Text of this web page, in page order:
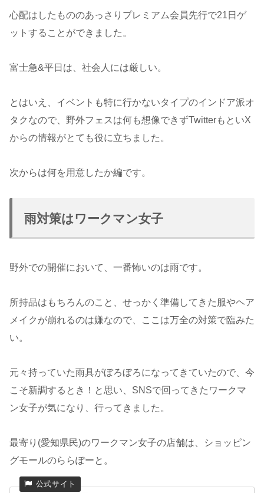
心配はしたもののあっさりプレミアム会員先行で21日ゲ
ットすることができました。
富士急&平日は、社会人には厳しい。
とはいえ、イベントも特に行かないタイプのインドア派オ
タクなので、野外フェスは何も想像できずTwitterもといX
からの情報がとても役に立ちました。
次からは何を用意したか編です。
雨対策はワークマン女子
野外での開催において、一番怖いのは雨です。
所持品はもちろんのこと、せっかく準備してきた服やヘア
メイクが崩れるのは嫌なので、ここは万全の対策で臨みた
い。
元々持っていた雨具がぼろぼろになってきていたので、今
こそ新調するとき！と思い、SNSで回ってきたワークマ
ン女子が気になり、行ってきました。
最寄り(愛知県民)のワークマン女子の店舗は、ショッピン
グモールのららぽーと。